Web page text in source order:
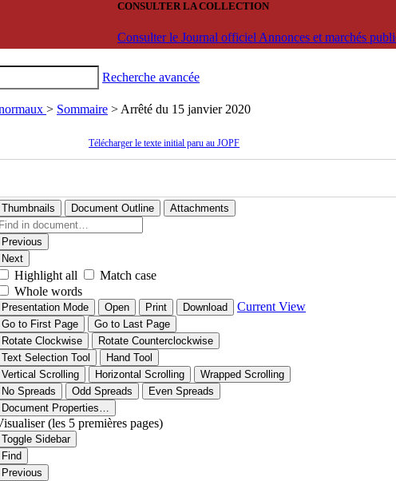
CONSULTER LA COLLECTION
Consulter le Journal officiel Annonces et marchés
Recherche avancée
> Sommaire > Arrêté du 15 janvier 2020
Télécharger le texte initial paru au JOPF
Thumbnails Document Outline Attachments
Previous
Next
Highlight all
Match case
Whole words
Presentation Mode Open Print Download Current View
Go to First Page
Go to Last Page
Rotate Clockwise
Rotate Counterclockwise
Text Selection Tool
Hand Tool
Vertical Scrolling
Horizontal Scrolling
Wrapped Scrolling
No Spreads
Odd Spreads
Even Spreads
Document Properties…
(les 5 premières pages)
Toggle Sidebar
Find
Previous